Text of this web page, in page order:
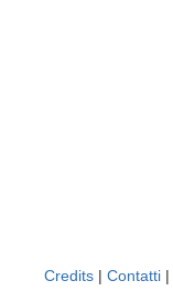
Credits | Contatti |